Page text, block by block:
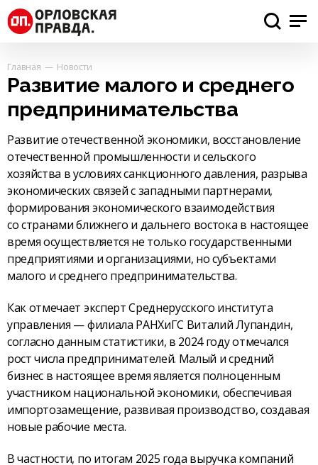
Главная Новости
Развитие малого и среднего
предпринимательства
Развитие отечественной экономики, восстановление
отечественной промышленности и сельского
хозяйства в условиях санкционного давления, разрыва
экономических связей с западными партнерами,
формирования экономического взаимодействия
со странами ближнего и дальнего востока в настоящее
время осуществляется не только государственными
предприятиями и организациями, но субъектами
малого и среднего предпринимательства.
Как отмечает эксперт Среднерусского института
управления — филиала РАНХиГС Виталий Лупандин,
согласно данным статистики, в 2024 году отмечался
рост числа предпринимателей. Малый и средний
бизнес в настоящее время является полноценным
участником национальной экономики, обеспечивая
импортозамещение, развивая производство, создавая
новые рабочие места.
В частности, по итогам 2025 года выручка компаний